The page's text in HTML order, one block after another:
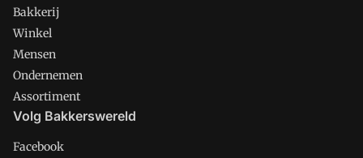
Bakkerij
Winkel
Mensen
Ondernemen
Assortiment
Volg Bakkerswereld
Facebook